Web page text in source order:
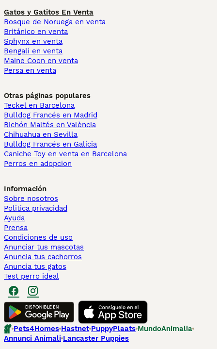
Gatos y Gatitos En Venta
Bosque de Noruega en venta
Británico en venta
Sphynx en venta
Bengalí en venta
Maine Coon en venta
Persa en venta
Otras páginas populares
Teckel en Barcelona
Bulldog Francés en Madrid
Bichón Maltés en València
Chihuahua en Sevilla
Bulldog Francés en Galicia
Caniche Toy en venta en Barcelona
Perros en adopcion
Información
Sobre nosotros
Politica privacidad
Ayuda
Prensa
Condiciones de uso
Anunciar tus mascotas
Anuncia tus cachorros
Anuncia tus gatos
Test perro ideal
Pets4Homes Hastnet PuppyPlaats MundoAnimalia
Annunci Animali Lancaster Puppies